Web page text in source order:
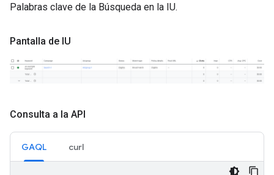
Palabras clave de la Búsqueda en la IU.
Pantalla de IU
Consulta a la API
GAQL curl